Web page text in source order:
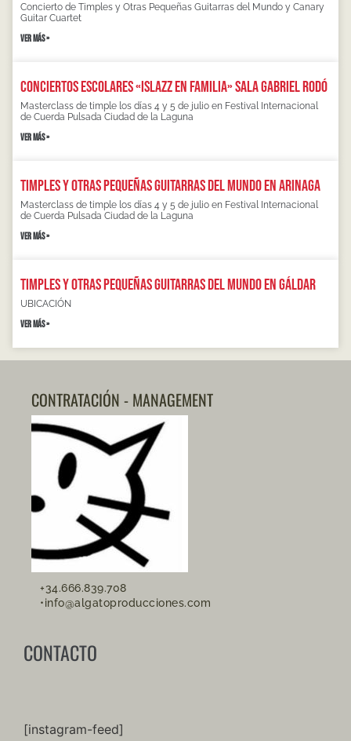
Concierto de Timples y Otras Pequeñas Guitarras del Mundo y Canary
Guitar Cuartet
VER MÁS »
Conciertos escolares «Islazz en familia» Sala Gabriel Rodó
Masterclass de timple los días 4 y 5 de julio en Festival Internacional
de Cuerda Pulsada Ciudad de la Laguna
VER MÁS »
Timples y otras pequeñas guitarras del mundo en Arinaga
Masterclass de timple los días 4 y 5 de julio en Festival Internacional
de Cuerda Pulsada Ciudad de la Laguna
VER MÁS »
Timples y otras pequeñas guitarras del mundo en Gáldar
UBICACIÓN
VER MÁS »
CONTRATACIÓN - MANAGEMENT
+34.666.839.708
•info@algatoproducciones.com
CONTACTO
[instagram-feed]